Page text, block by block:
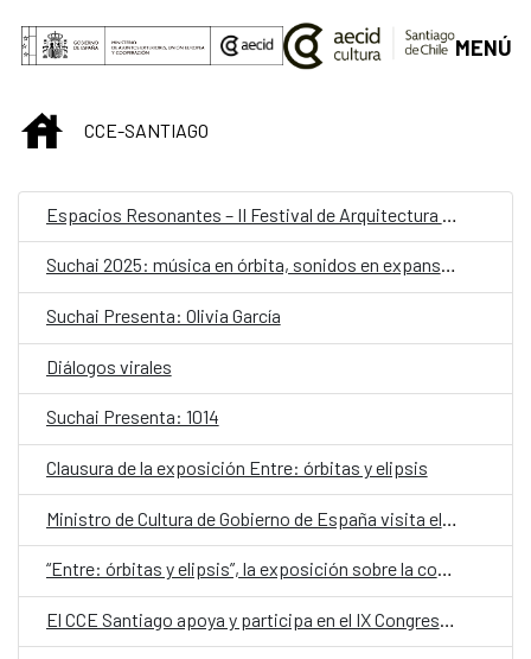
Saltar al contenido principal
MENÚ
INICIOCCE-SANTIAGO
Espacios Resonantes – II Festival de Arquitectura y Escucha
Suchai 2025: música en órbita, sonidos en expansión
Suchai Presenta: Olivia García
Diálogos virales
Suchai Presenta: 1014
Clausura de la exposición Entre: órbitas y elipsis
“Entre: órbitas y elipsis”, la exposición sobre la conciliación entre maternidad y creación artística se despide con un concierto en el CCESantiago
El CCE Santiago apoya y participa en el IX Congreso Iberoamericano de Cultura que se celebra en Chile